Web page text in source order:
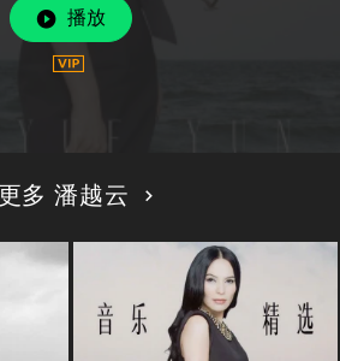
播放
更多 潘越云